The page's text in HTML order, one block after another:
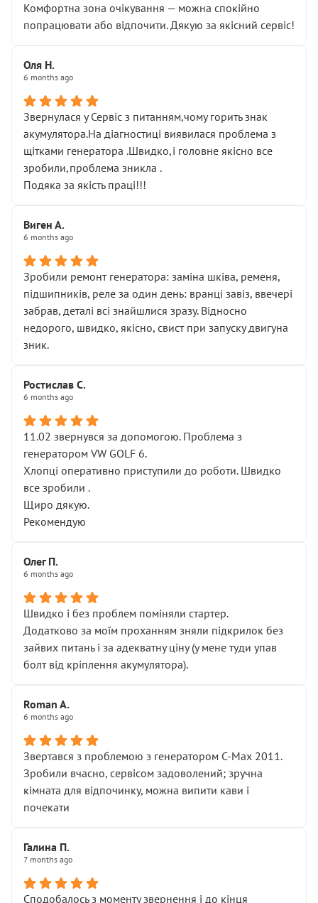
Комфортна зона очікування — можна спокійно
попрацювати або відпочити. Дякую за якісний сервіс!
Оля Н.
6 months ago
Звернулася у Сервіс з питанням,чому горить знак
акумулятора.На діагностиці виявилася проблема з
щітками генератора .Швидко,і головне якісно все
зробили,проблема зникла .
Подяка за якість праці!!!
Виген А.
6 months ago
Зробили ремонт генератора: заміна шківа, ременя,
підшипників, реле за один день: вранці завіз, ввечері
забрав, деталі всі знайшлися зразу. Відносно
недорого, швидко, якісно, свист при запуску двигуна
зник.
Ростислав С.
6 months ago
11.02 звернувся за допомогою. Проблема з
генератором VW GOLF 6.
Хлопці оперативно приступили до роботи. Швидко
все зробили .
Щиро дякую.
Рекомендую
Олег П.
6 months ago
Швидко і без проблем поміняли стартер.
Додатково за моїм проханням зняли підкрилок без
зайвих питань і за адекватну ціну (у мене туди упав
болт від кріплення акумулятора).
Roman A.
6 months ago
Звертався з проблемою з генератором C-Max 2011.
Зробили вчасно, сервісом задоволений; зручна
кімната для відпочинку, можна випити кави і
почекати
Галина П.
7 months ago
Сподобалось з моменту звернення і до кінця